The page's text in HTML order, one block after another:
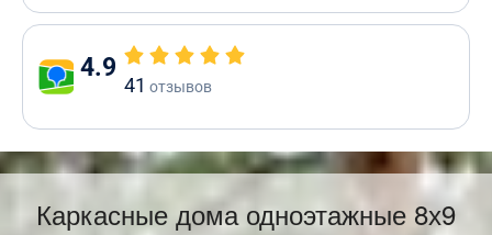
4.9
41 отзывов
Каркасные дома одноэтажные 8х9